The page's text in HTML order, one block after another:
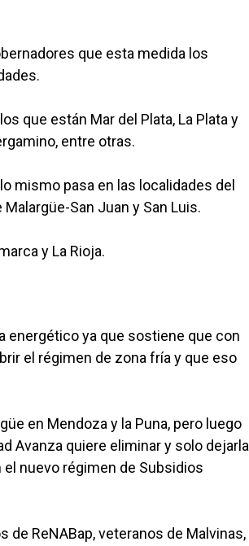
que esta medida los
que están Mar del Plata, La Plata y
entre otras.
mismo pasa en las localidades del
San Juan y San Luis.
y La Rioja.
energético ya que sostiene que con
el régimen de zona fría y que eso
en Mendoza y la Puna, pero luego
Avanza quiere eliminar y solo dejarla
nuevo régimen de Subsidios
ReNABap, veteranos de Malvinas,